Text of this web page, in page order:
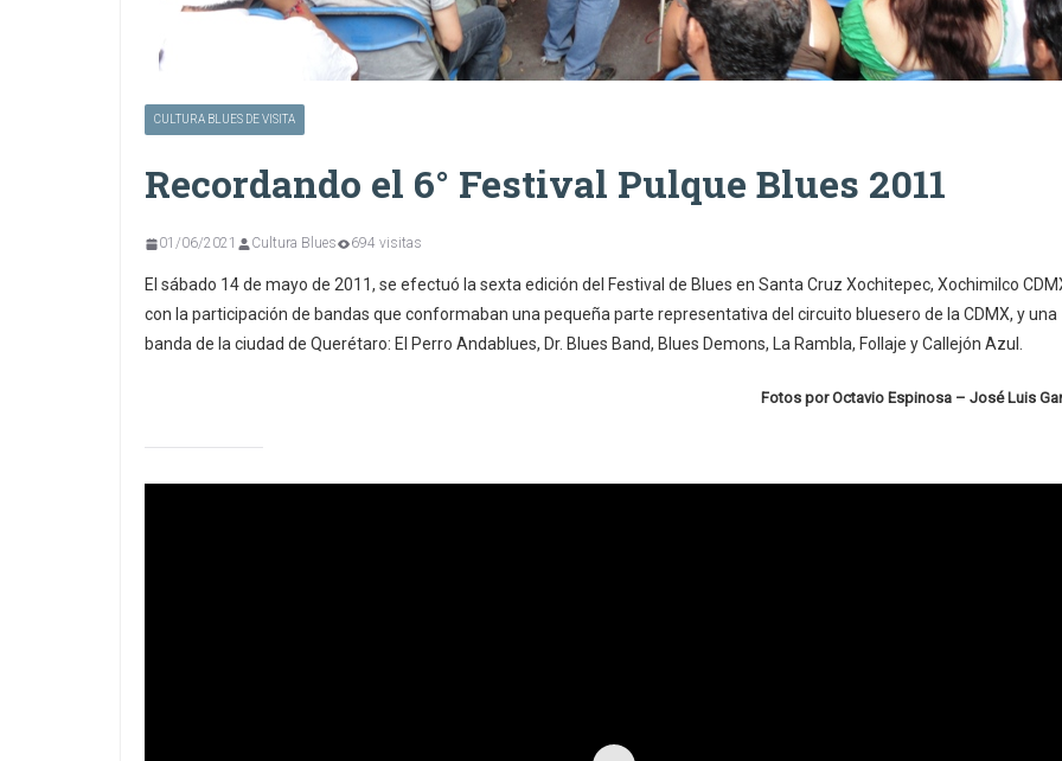
CULTURA BLUES DE VISITA
Recordando el 6° Festival Pulque Blues 2011
01/06/2021 Cultura Blues 694 visitas
El sábado 14 de mayo de 2011, se efectuó la sexta edición del Festival de Blues en Santa Cruz Xochitepec, Xochimilco
con la participación de bandas que conformaban una pequeña parte representativa del circuito bluesero de la CDMX, y una
banda de la ciudad de Querétaro: El Perro Andablues, Dr. Blues Band, Blues Demons, La Rambla, Follaje y Callejón Azul.
Fotos por Octavio Espinosa – José Luis